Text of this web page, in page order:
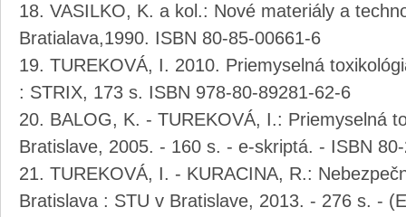
VASILKO, K. a kol.: Nové materiály a
Bratialava,1990. ISBN 80-85-00661-6
TUREKOVÁ, I. 2010. Priemyselná
: STRIX, 173 s. ISBN 978-80-89281-62-6
BALOG, K. - TUREKOVÁ, I.: Priemyselná
Bratislave, 2005. - 160 s. - e-skriptá. - ISBN
TUREKOVÁ, I. - KURACINA, R.:
Bratislava : STU v Bratislave, 2013. - 276 s. -